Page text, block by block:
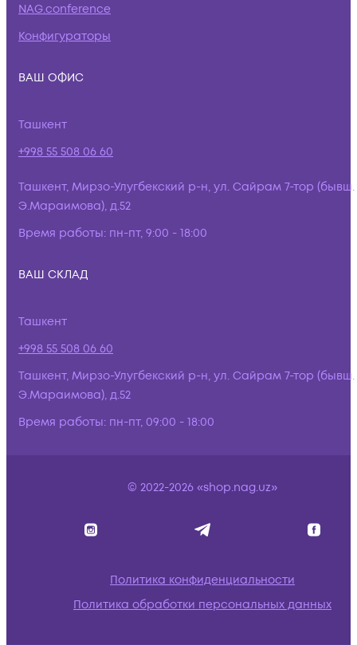
NAG.conference
Конфигураторы
ВАШ ОФИС
Ташкент
+998 55 508 06 60
Ташкент, Мирзо-Улугбекский р-н, ул. Сайрам 7-тор (бывш.
Э.Мараимова), д.52
Время работы: пн-пт, 9:00 - 18:00
ВАШ СКЛАД
Ташкент
+998 55 508 06 60
Ташкент, Мирзо-Улугбекский р-н, ул. Сайрам 7-тор (бывш.
Э.Мараимова), д.52
Время работы: пн-пт, 09:00 - 18:00
© 2022-2026 «shop.nag.uz»
Политика конфиденциальности
Политика обработки персональных данных